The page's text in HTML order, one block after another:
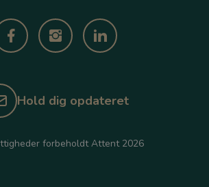
Hold dig opdateret
forbeholdt Attent 2026